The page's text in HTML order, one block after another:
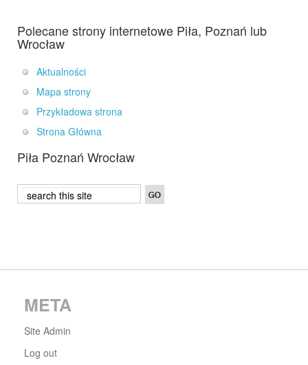
Polecane strony internetowe Piła, Poznań lub
Wrocław
Aktualności
Mapa strony
Przykładowa strona
Strona Główna
Piła Poznań Wrocław
META
Site Admin
Log out